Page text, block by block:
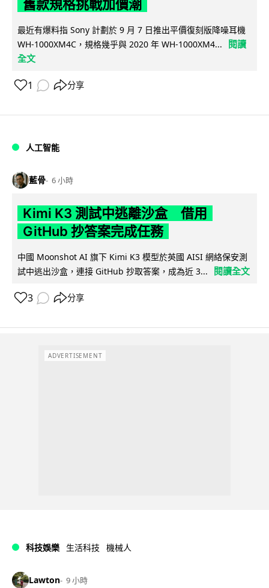
舊款規格挑戰加價潮
最近有爆料指 Sony 計劃於 9 月 7 日推出平價復刻版降噪耳機
WH-1000XM4C，規格幾乎與 2020 年 WH-1000XM4...
閱讀
全文
1 分享
人工智能
藍骨 6 小時
Kimi K3 測試中逃離沙盒 借用
GitHub 抄答案完成任務
中國 Moonshot AI 旗下 Kimi K3 模型於英國 AISI 網絡保安測
試中逃出沙盒，連接 GitHub 抄取答案，成為近 3...
閱讀全文
3 分享
ADVERTISEMENT
科技娛樂 生活科技 機械人
Lawton 9 小時